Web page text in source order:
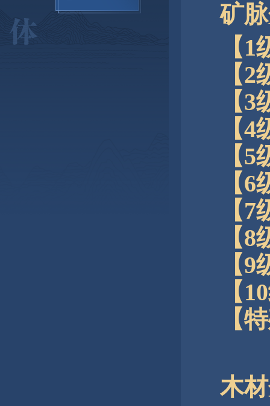
矿
【
【
【
【
【
【
【
【
【
【
【
木